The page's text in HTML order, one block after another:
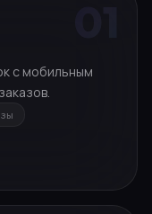
с мобильным